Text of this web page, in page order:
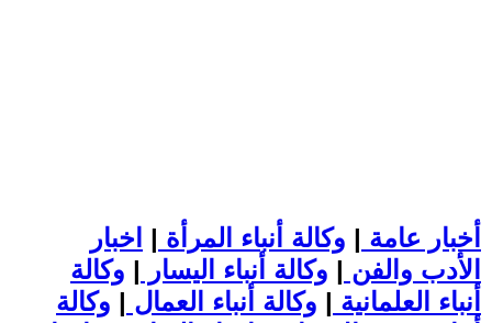
أخبار عامة | وكالة أنباء المرأة | اخبار
الأدب والفن | وكالة أنباء اليسار | وكالة
أنباء العلمانية | وكالة أنباء العمال | وكالة